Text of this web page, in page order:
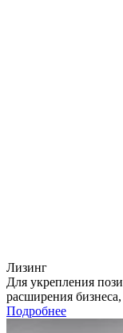
Лизинг
Для укрепления
расширения
Подробнее